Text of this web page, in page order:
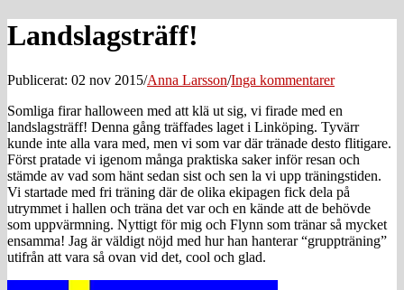
Landslagsträff!
Publicerat: 02 nov 2015/Anna Larsson/Inga kommentarer
Somliga firar halloween med att klä ut sig, vi firade med en
landslagsträff! Denna gång träffades laget i Linköping. Tyvärr
kunde inte alla vara med, men vi som var där tränade desto flitigare.
Först pratade vi igenom många praktiska saker inför resan och
stämde av vad som hänt sedan sist och sen la vi upp träningstiden.
Vi startade med fri träning där de olika ekipagen fick dela på
utrymmet i hallen och träna det var och en kände att de behövde
som uppvärmning. Nyttigt för mig och Flynn som tränar så mycket
ensamma! Jag är väldigt nöjd med hur han hanterar “gruppträning”
utifrån att vara så ovan vid det, cool och glad.